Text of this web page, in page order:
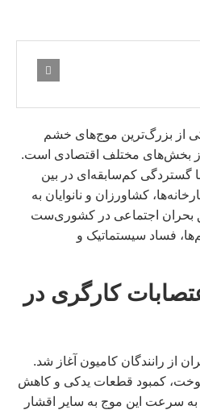
۲۰۲۵ شاهد یکی از بزرگ‌ترین موج‌های خشم
بخش‌های مختلف اقتصادی است.
گستردگی کم‌سابقه‌ای در بین
کشاورزان و نانوایان به
بحران اجتماعی در کشوری‌ست
فساد سیستماتیک و
کارگری در
از رانندگان کامیون آغاز شد.
کمبود قطعات یدکی و کاهش
به سرعت این موج به سایر اقشار